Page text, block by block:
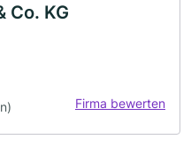
Co. KG
Firma bewerten